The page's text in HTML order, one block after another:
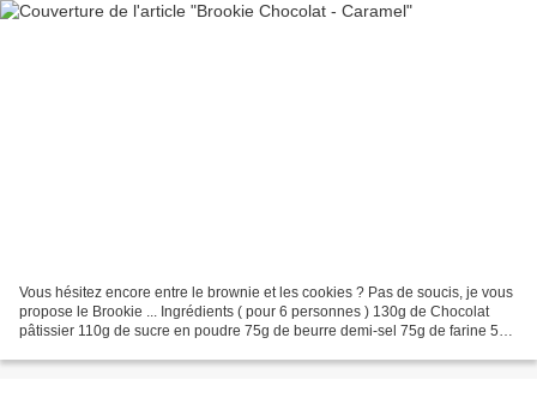
Vous hésitez encore entre le brownie et les cookies ? Pas de soucis, je vous
propose le Brookie ... Ingrédients ( pour 6 personnes ) 130g de Chocolat
pâtissier 110g de sucre en poudre 75g de beurre demi-sel 75g de farine 50g